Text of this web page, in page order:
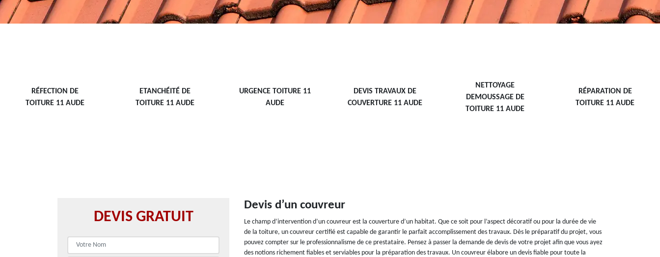
RÉFECTION DE
TOITURE 11 AUDE
ETANCHÉITÉ DE
TOITURE 11 AUDE
URGENCE TOITURE 11
AUDE
DEVIS TRAVAUX DE
COUVERTURE 11 AUDE
NETTOYAGE
DEMOUSSAGE DE
TOITURE 11 AUDE
RÉPARATION DE
TOITURE 11 AUDE
DEVIS GRATUIT
Devis d’un couvreur
Le champ d’intervention d’un couvreur est la couverture d’un habitat. Que ce soit pour l’aspect décoratif ou pour la durée de vie
de la toiture, un couvreur certifié est capable de garantir le parfait accomplissement des travaux. Dès le préparatif du projet, vous
pouvez compter sur le professionnalisme de ce prestataire. Pensez à passer la demande de devis de votre projet afin que vous ayez
des notions richement fiables et serviables pour la préparation des travaux. Un couvreur élabore un devis fiable pour toute la